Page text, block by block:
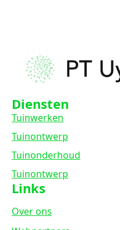
Diensten
Tuinwerken
Tuinontwerp
Tuinonderhoud
Tuinontwerp
Links
Over ons